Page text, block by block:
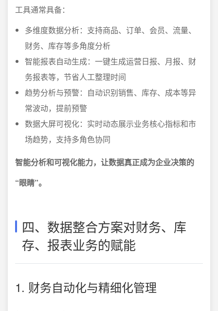
工具通常具备：
多维度数据分析：支持商品、订单、会员、流量、
财务、库存等多角度分析
智能报表自动生成：一键生成运营日报、月报、财
务报表等，节省人工整理时间
趋势分析与预警：自动识别销售、库存、成本等异
常波动，提前预警
数据大屏可视化：实时动态展示业务核心指标和市
场趋势，支持多角色协同
智能分析和可视化能力，让数据真正成为企业决策的
“眼睛”。
四、数据整合方案对财务、库
存、报表业务的赋能
1. 财务自动化与精细化管理